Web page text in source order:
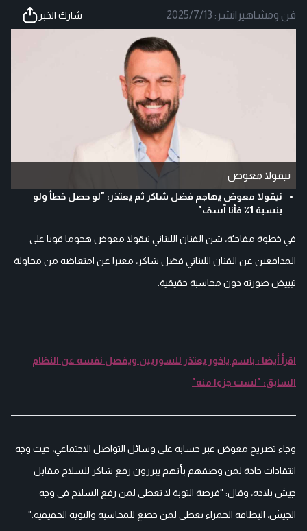
فن ومشاهير |نشر: 2025/7/13 شارك الخبر
نيقولا معوض
نيقولا معوض يهاجم فضل شاكر ثم يعتذر: "لو حصل خطأ ولو
بنسبة 1٪ فأنا آسف"
في خطوة مفاجئة، شن الفنان اللبناني نيقولا معوض هجوما قويا على
المدافعين عن الفنان اللبناني فضل شاكر، معبرا عن امتعاضه من محاولة
تبييض صورته دون محاسبة حقيقية.
اقرأ أيضا : باسم ياخور يعتذر للسوريين ويفصل نفسه عن النظام
السابق: "لست جزءا منه"
وجاء تصريح معوض عبر حسابه على وسائل التواصل الاجتماعي، حيث وجه
انتقادات حادة لمن وصفهم بأنهم يبررون رفع شاكر للسلاح مقابل
جيش بلاده، وقال: "فرصة التوبة لا تعطى لمن رفع السلاح في وجه
الجيش، البطاقة الحمراء تعطى لمن خضع للمحاسبة والتوبة الحقيقية."